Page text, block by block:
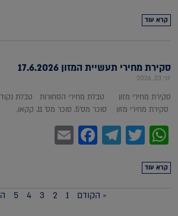
קרא עוד
סקירת מחירי תעשיית המזון 17.6.2026
יוני 23, 2026
סקירת מחירי מזון טבלת מחירי הסחורות טבלת
סקירת מחירי מזון סוכר מס'5, סוכר מס' 11, קקאו,
WhatsApp
Twitter
Telegram
Facebook
קרא עוד
« הקודם 1
2
3
4
5